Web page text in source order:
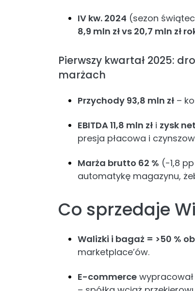
IV kw. 2024 (sezon
8,9 mln zł vs 20,7 mln zł
Pierwszy kwartał 2025:
marżach
Przychody 93,8 mln zł –
EBITDA 11,8 mln zł i zysk
presja płacowa i
Marża brutto 62 % (-1,8
automatykę magazynu,
Co sprzedaje
Walizki i bagaż = >50 %
marketplace’ów.
E-commerce wypracował